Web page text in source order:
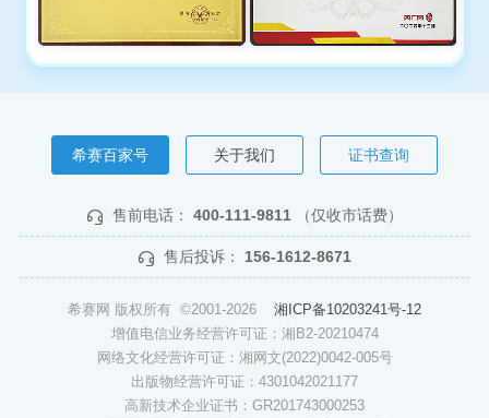
希赛百家号 关于我们 证书查询
售前电话： 400-111-9811 （仅收市话费）
售后投诉： 156-1612-8671
希赛网 版权所有 ©2001-2026 湘ICP备10203241号-12
增值电信业务经营许可证：湘B2-20210474
网络文化经营许可证：湘网文(2022)0042-005号
出版物经营许可证：4301042021177
高新技术企业证书：GR201743000253